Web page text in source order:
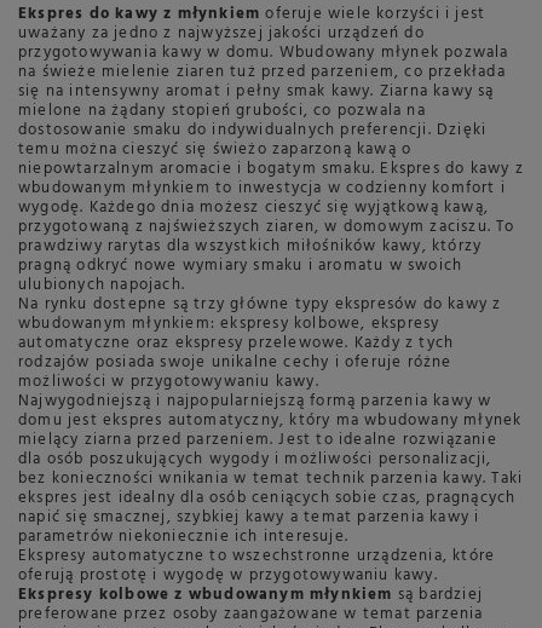
Ekspres do kawy z młynkiem oferuje wiele korzyści i jest
uważany za jedno z najwyższej jakości urządzeń do
przygotowywania kawy w domu. Wbudowany młynek pozwala
na świeże mielenie ziaren tuż przed parzeniem, co przekłada
się na intensywny aromat i pełny smak kawy. Ziarna kawy są
mielone na żądany stopień grubości, co pozwala na
dostosowanie smaku do indywidualnych preferencji. Dzięki
temu można cieszyć się świeżo zaparzoną kawą o
niepowtarzalnym aromacie i bogatym smaku. Ekspres do kawy z
wbudowanym młynkiem to inwestycja w codzienny komfort i
wygodę. Każdego dnia możesz cieszyć się wyjątkową kawą,
przygotowaną z najświeższych ziaren, w domowym zaciszu. To
prawdziwy rarytas dla wszystkich miłośników kawy, którzy
pragną odkryć nowe wymiary smaku i aromatu w swoich
ulubionych napojach.
Na rynku dostepne są trzy główne typy ekspresów do kawy z
wbudowanym młynkiem: ekspresy kolbowe, ekspresy
automatyczne oraz ekspresy przelewowe. Każdy z tych
rodzajów posiada swoje unikalne cechy i oferuje różne
możliwości w przygotowywaniu kawy.
Najwygodniejszą i najpopularniejszą formą parzenia kawy w
domu jest ekspres automatyczny, który ma wbudowany młynek
mielący ziarna przed parzeniem. Jest to idealne rozwiązanie
dla osób poszukujących wygody i możliwości personalizacji,
bez konieczności wnikania w temat technik parzenia kawy. Taki
ekspres jest idealny dla osób ceniących sobie czas, pragnących
napić się smacznej, szybkiej kawy a temat parzenia kawy i
parametrów niekoniecznie ich interesuje.
Ekspresy automatyczne to wszechstronne urządzenia, które
oferują prostotę i wygodę w przygotowywaniu kawy.
Ekspresy kolbowe z wbudowanym młynkiem są bardziej
preferowane przez osoby zaangażowane w temat parzenia